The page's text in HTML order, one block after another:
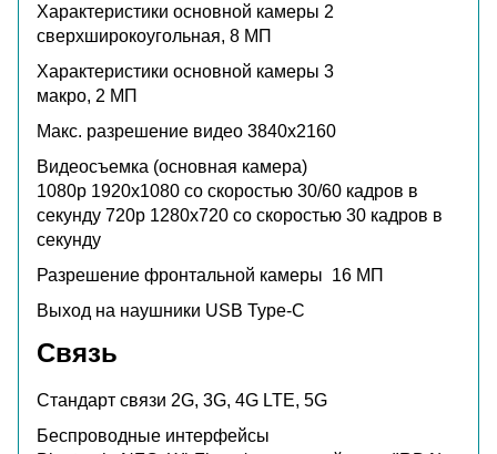
Характеристики основной камеры 2
сверхширокоугольная, 8 МП
Характеристики основной камеры 3
макро, 2 МП
Макс. разрешение видео 3840x2160
Видеосъемка (основная камера)
1080p 1920x1080 со скоростью 30/60 кадров в
секунду 720p 1280x720 со скоростью 30 кадров в
секунду
Разрешение фронтальной камеры 16 МП
Выход на наушники USB Type-C
Связь
Стандарт связи 2G, 3G, 4G LTE, 5G
Беспроводные интерфейсы